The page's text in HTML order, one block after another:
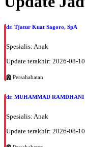
dr. Tjatur Kuat Sagoro, SpA
Spesialis: Anak
Update terakhir: 2026-08-
Persahabatan
dr. MUHAMMAD RAMDHANI
Spesialis: Anak
Update terakhir: 2026-08-